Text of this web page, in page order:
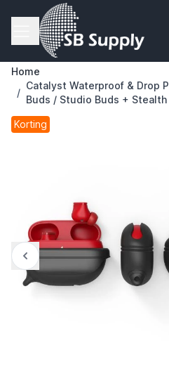
Ga naar de inhoud
Home
/
Catalyst Waterproof & Drop
Buds / Studio Buds + Stealth
Korting